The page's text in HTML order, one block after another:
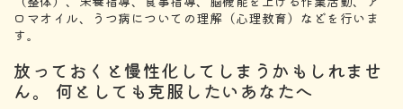
ロマオイル、うつ病についての理解（心理教育）などを行いま
す。
放っておくと慢性化してしまうかもしれませ
ん。 何としても克服したいあなたへ